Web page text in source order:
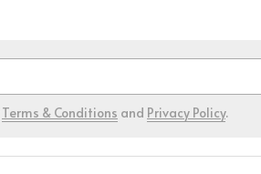
Terms & Conditions and Privacy Policy.